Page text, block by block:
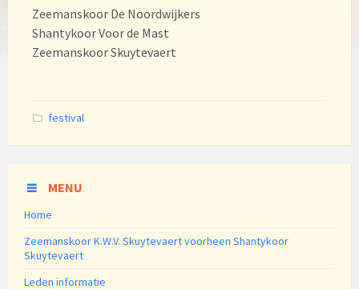
Zeemanskoor De Noordwijkers
Shantykoor Voor de Mast
Zeemanskoor Skuytevaert
Categories:
festival
MENU
Home
Zeemanskoor K.W.V. Skuytevaert voorheen Shantykoor
Skuytevaert
Leden informatie